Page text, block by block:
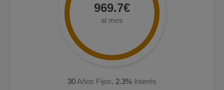
969.7€
al mes
30Años Fijos, 2.3% Interés